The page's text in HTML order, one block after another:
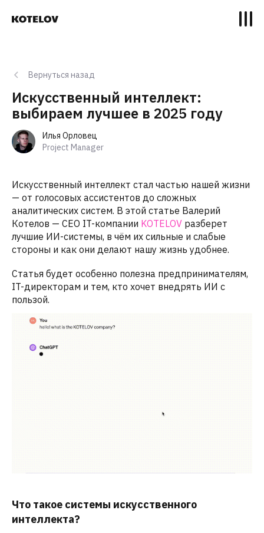
Вернуться назад
Искусственный интеллект:
выбираем лучшее в 2025 году
Илья Орловец
Project Manager
Искусственный интеллект стал частью нашей жизни
— от голосовых ассистентов до сложных
аналитических систем. В этой статье Валерий
Котелов — CEO IT-компании KOTELOV разберет
лучшие ИИ-системы, в чём их сильные и слабые
стороны и как они делают нашу жизнь удобнее.
Статья будет особенно полезна предпринимателям,
IT-директорам и тем, кто хочет внедрять ИИ с
пользой.
Что такое системы искусственного
интеллекта?